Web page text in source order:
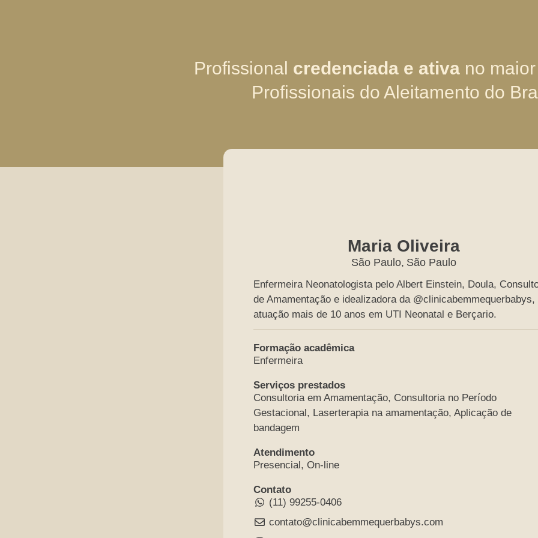
Profissional credenciada e ativano
Profissionais do Aleitamento do
Maria Oliveira
São Paulo, São Paulo
Enfermeira Neonatologista pelo Albert Einstein, Doula,
de Amamentação e idealizadora da @clinicabemmequerbabys,
atuação mais de 10 anos em UTI Neonatal e Berçario.
Formação acadêmica
Enfermeira
Serviços prestados
Consultoria em Amamentação, Consultoria no Período
Gestacional, Laserterapia na amamentação, Aplicação de
bandagem
Atendimento
Presencial, On-line
Contato
(11) 99255-0406
contato@clinicabemmequerbabys.com